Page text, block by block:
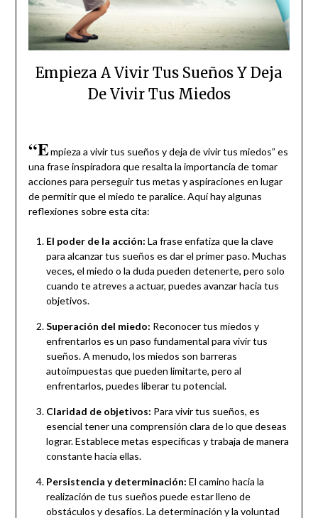
Empieza A Vivir Tus Sueños Y Deja
De Vivir Tus Miedos
“Empieza a vivir tus sueños y deja de vivir tus miedos” es
una frase inspiradora que resalta la importancia de tomar
acciones para perseguir tus metas y aspiraciones en lugar
de permitir que el miedo te paralice. Aquí hay algunas
reflexiones sobre esta cita:
El poder de la acción: La frase enfatiza que la clave
para alcanzar tus sueños es dar el primer paso. Muchas
veces, el miedo o la duda pueden detenerte, pero solo
cuando te atreves a actuar, puedes avanzar hacia tus
objetivos.
Superación del miedo: Reconocer tus miedos y
enfrentarlos es un paso fundamental para vivir tus
sueños. A menudo, los miedos son barreras
autoimpuestas que pueden limitarte, pero al
enfrentarlos, puedes liberar tu potencial.
Claridad de objetivos: Para vivir tus sueños, es
esencial tener una comprensión clara de lo que deseas
lograr. Establece metas específicas y trabaja de manera
constante hacia ellas.
Persistencia y determinación: El camino hacia la
realización de tus sueños puede estar lleno de
obstáculos y desafíos. La determinación y la voluntad